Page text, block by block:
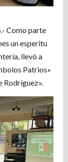
Como parte
un esperitu
llevó a
Patrios»
Rodríguez».